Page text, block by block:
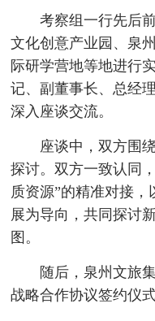
考察组一行先后
文化创意产业园、泉
际研学营地等地进行
记、副董事长、总经
深入座谈交流。
座谈中，双方围
探讨。双方一致认同
质资源”的精准对接
展为导向，共同探讨
图。
随后，泉州文旅
战略合作协议签约仪式